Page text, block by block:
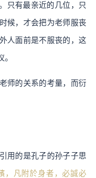
只有最亲近的几位，只
候，才会把为老师服丧
人面前是不服丧的，这
师的关系的考量，而衍
用的是孔子的孙子子思
，凡附於身者，必誠必